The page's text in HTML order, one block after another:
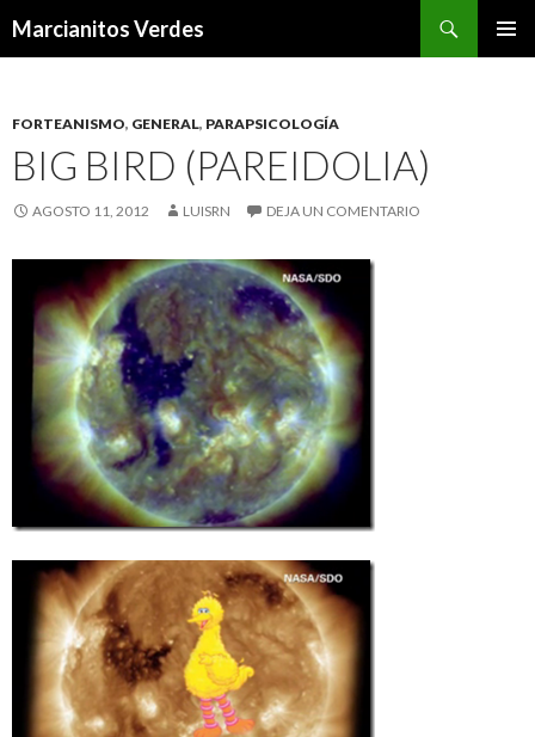
Marcianitos Verdes
FORTEANISMO, GENERAL, PARAPSICOLOGÍA
BIG BIRD (PAREIDOLIA)
AGOSTO 11, 2012 LUISRN DEJA UN COMENTARIO